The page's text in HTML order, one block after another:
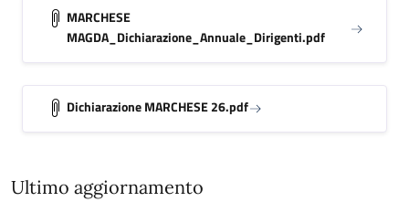
MARCHESE
MAGDA_Dichiarazione_Annuale_Dirigenti.pdf
Dichiarazione MARCHESE 26.pdf
Ultimo aggiornamento